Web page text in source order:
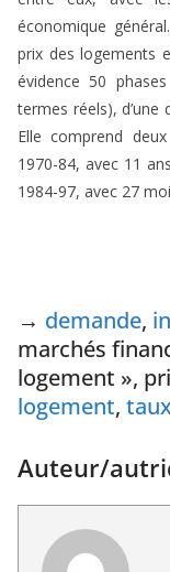
économique
prix des logements
évidence 50
termes réels),
Elle comprend
1970-84, avec 11
1984-97, avec 27
→ demande,
marchés
logement »,
logement,
Auteur/